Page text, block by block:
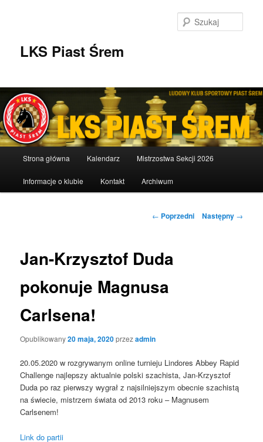
LKS Piast Śrem
Strona główna Kalendarz Mistrzostwa Sekcji 2026
Informacje o klubie Kontakt Archiwum
Nawigacja
← Poprzedni Następny →
Jan-Krzysztof Duda
pokonuje Magnusa
Carlsena!
Opublikowany20 maja, 2020przezadmin
20.05.2020 w rozgrywanym online turnieju Lindores Abbey Rapid
Challenge najlepszy aktualnie polski szachista, Jan-Krzysztof
Duda po raz pierwszy wygrał z najsilniejszym obecnie szachistą
na świecie, mistrzem świata od 2013 roku – Magnusem
Carlsenem!
Link do partii